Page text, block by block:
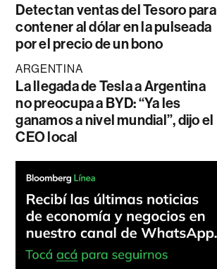
Detectan ventas del Tesoro para
contener al dólar en la pulseada
por el precio de un bono
ARGENTINA
La llegada de Tesla a Argentina
no preocupa a BYD: “Ya les
ganamos a nivel mundial”, dijo el
CEO local